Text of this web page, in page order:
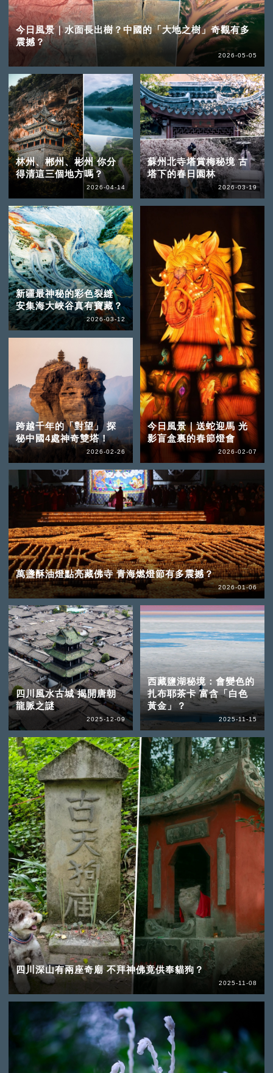
今日風景｜水面長出樹？中國的「大地之樹」奇觀有多
震撼？
2026-05-05
林州、郴州、彬州 你分
得清這三個地方嗎？
2026-04-14
蘇州北寺塔賞梅秘境 古
塔下的春日園林
2026-03-19
新疆最神秘的彩色裂縫
安集海大峽谷真有寶藏？
2026-03-12
跨越千年的「對望」 探
秘中國4處神奇雙塔！
2026-02-26
今日風景｜送蛇迎馬 光
影盲盒裏的春節燈會
2026-02-07
萬盞酥油燈點亮藏佛寺 青海燃燈節有多震撼？
2026-01-06
四川風水古城 揭開唐朝
龍脈之謎
2025-12-09
西藏鹽湖秘境：會變色的
扎布耶茶卡 富含「白色
黃金」？
2025-11-15
四川深山有兩座奇廟 不拜神佛竟供奉貓狗？
2025-11-08